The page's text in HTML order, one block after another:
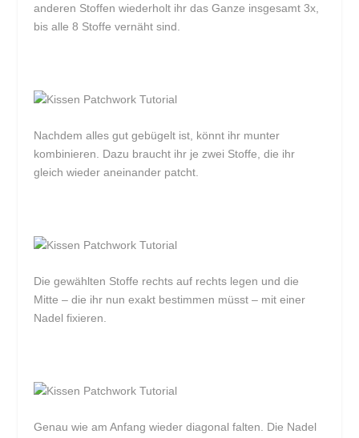
anderen Stoffen wiederholt ihr das Ganze insgesamt 3x,
bis alle 8 Stoffe vernäht sind.
Nachdem alles gut gebügelt ist, könnt ihr munter
kombinieren. Dazu braucht ihr je zwei Stoffe, die ihr
gleich wieder aneinander patcht.
Die gewählten Stoffe rechts auf rechts legen und die
Mitte – die ihr nun exakt bestimmen müsst – mit einer
Nadel fixieren.
Genau wie am Anfang wieder diagonal falten. Die Nadel